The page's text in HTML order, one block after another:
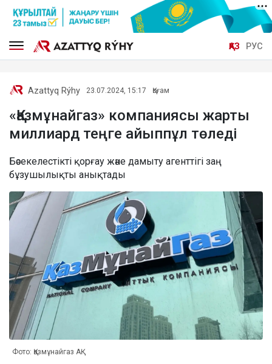
ҚАЗ РУС
Azattyq Rýhy 23.07.2024, 15:17 Қоғам
«Қазмұнайгаз» компаниясы жарты
миллиард теңге айыппұл төледі
Бәсекелестікті қорғау және дамыту агенттігі заң
бұзушылықты анықтады
Фото: Қазмұнайгаз АҚ